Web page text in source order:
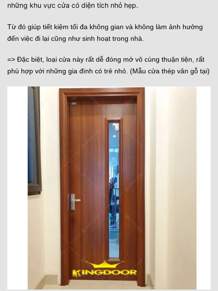
những khu vực cửa có diện tích nhỏ hẹp.
Từ đó giúp tiết kiệm tối đa không gian và không làm ảnh hưởng
đến việc đi lại cũng như sinh hoạt trong nhà.
=> Đặc biệt, loại cửa này rất dễ đóng mở vô cùng thuận tiện, rất
phù hợp với những gia đình có trẻ nhỏ. (Mẫu cửa thép vân gỗ tại)